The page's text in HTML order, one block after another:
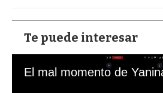
Te puede interesar